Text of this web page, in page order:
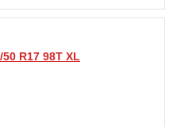
R17 98T XL